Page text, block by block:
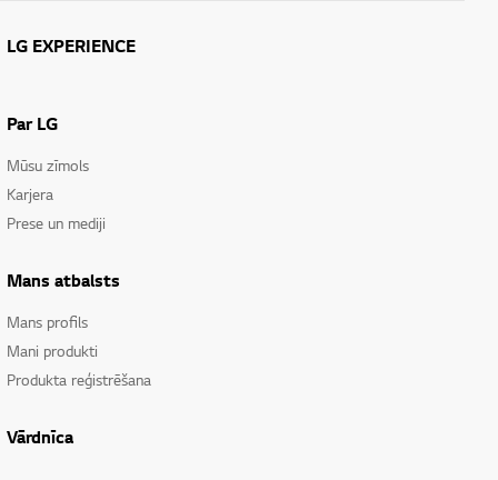
LG EXPERIENCE
Par LG
Mūsu zīmols
Karjera
Prese un mediji
Mans atbalsts
Mans profils
Mani produkti
Produkta reģistrēšana
Vārdnīca